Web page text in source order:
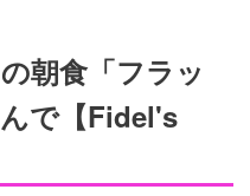
朝食「フラッ
で【Fidel's